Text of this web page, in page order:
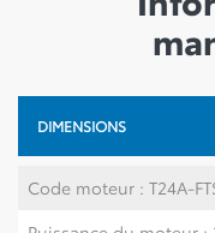
DIMENSIONS
Code moteur : T24A-